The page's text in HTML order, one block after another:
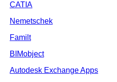
CATIA
Nemetschek
Familt
BIMobject
Autodesk Exchange Apps